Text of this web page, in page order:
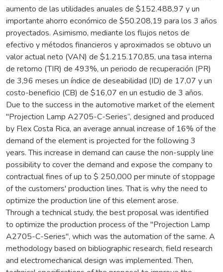
aumento de las utilidades anuales de $152.488,97 y un
importante ahorro económico de $50.208,19 para los 3 años
proyectados. Asimismo, mediante los flujos netos de
efectivo y métodos financieros y aproximados se obtuvo un
valor actual neto (VAN) de $1.215.170,85, una tasa interna
de retorno (TIR) de 493%, un periodo de recuperación (PR)
de 3,96 meses un índice de deseabilidad (ID) de 17,07 y un
costo-beneficio (CB) de $16,07 en un estudio de 3 años.
Due to the success in the automotive market of the element
"Projection Lamp A2705-C-Series”, designed and produced
by Flex Costa Rica, an average annual increase of 16% of the
demand of the element is projected for the following 3
years. This increase in demand can cause the non-supply line
possibility to cover the demand and expose the company to
contractual fines of up to $ 250,000 per minute of stoppage
of the customers' production lines. That is why the need to
optimize the production line of this element arose.
Through a technical study, the best proposal was identified
to optimize the production process of the "Projection Lamp
A2705-C-Series", which was the automation of the same. A
methodology based on bibliographic research, field research
and electromechanical design was implemented. Then,